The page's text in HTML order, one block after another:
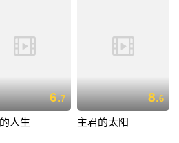
6.7
人生
8.6
主君的太阳